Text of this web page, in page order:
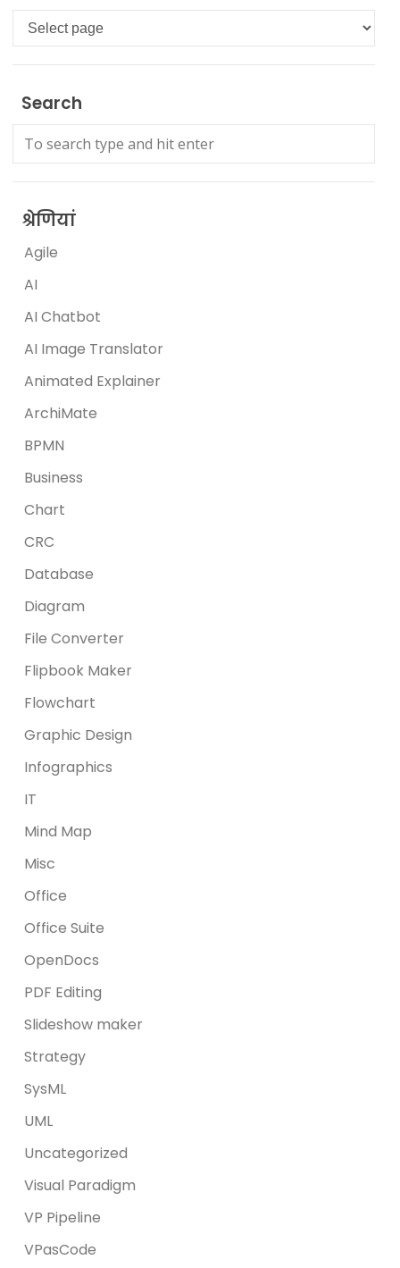
Languages
Search
श्रेणियां
Agile
AI
AI Chatbot
AI Image Translator
Animated Explainer
ArchiMate
BPMN
Business
Chart
CRC
Database
Diagram
File Converter
Flipbook Maker
Flowchart
Graphic Design
Infographics
IT
Mind Map
Misc
Office
Office Suite
OpenDocs
PDF Editing
Slideshow maker
Strategy
SysML
UML
Uncategorized
Visual Paradigm
VP Pipeline
VPasCode